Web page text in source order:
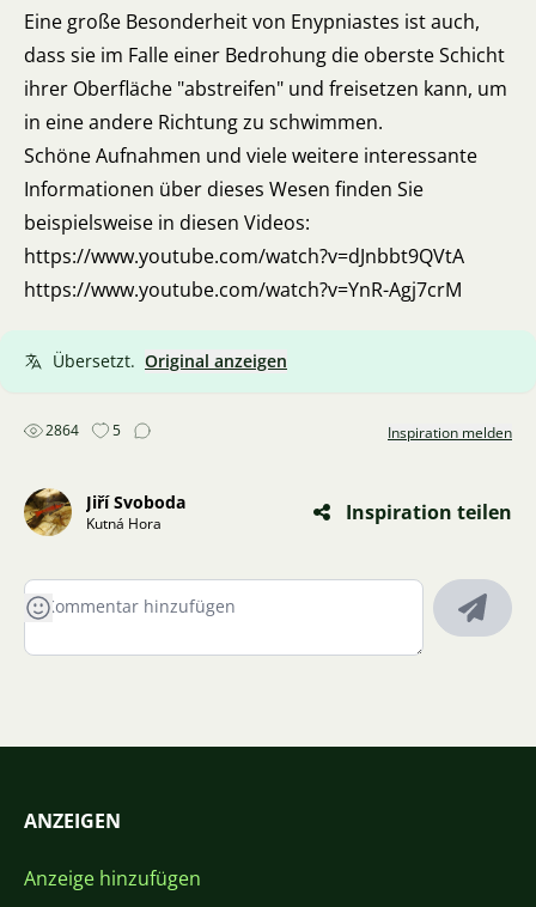
Eine große Besonderheit von Enypniastes ist auch,
dass sie im Falle einer Bedrohung die oberste Schicht
ihrer Oberfläche "abstreifen" und freisetzen kann, um
in eine andere Richtung zu schwimmen.
Schöne Aufnahmen und viele weitere interessante
Informationen über dieses Wesen finden Sie
beispielsweise in diesen Videos:
https://www.youtube.com/watch?v=dJnbbt9QVtA
https://www.youtube.com/watch?v=YnR-Agj7crM
Übersetzt. Original anzeigen
2864 5 Inspiration melden
Jiří Svoboda
Kutná Hora Inspiration teilen
ANZEIGEN
Anzeige hinzufügen